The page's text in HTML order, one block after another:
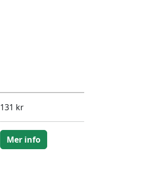
131 kr
Mer info